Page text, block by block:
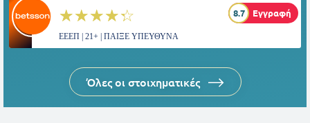
☆☆☆☆☆
★★★★★ 8.7 Εγγραφή
ΕΕΕΠ | 21+ | ΠΑΙΞΕ ΥΠΕΥΘΥΝΑ
Όλες οι στοιχηματικές